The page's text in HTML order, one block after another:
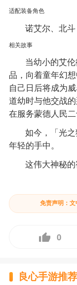
适配装备角色
诺艾尔、北斗
相关故事
当幼小的艾
品，向着童年幻
自己日后将成为
道幼时与他交战
在服务蒙德人民二
如今，「光
年轻的手中。
这伟大神秘
免责声明：
0
良心手游推荐